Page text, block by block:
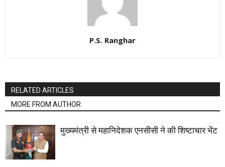
P.S. Ranghar
RELATED ARTICLES
MORE FROM AUTHOR
मुख्यमंत्री से महानिदेशक एनसीसी ने की शिष्टाचार भेंट